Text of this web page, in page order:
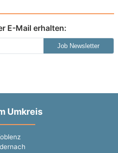
E-Mail erhalten:
Job Newsletter
Umkreis